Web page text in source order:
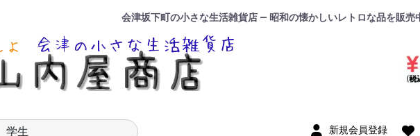
会津坂下町の小さな生活雑貨店 — 昭和の懐かしいレトロな品を販売
商品名やキーワードを入力 新規会員登録